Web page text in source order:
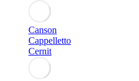
Canson
Cappelletto
Cernit